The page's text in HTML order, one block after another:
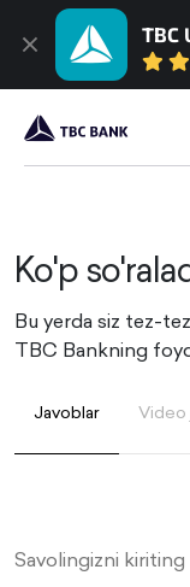
TBC
Ko'p
Bu yerda siz tez-
TBC Bankning
Javoblar Video